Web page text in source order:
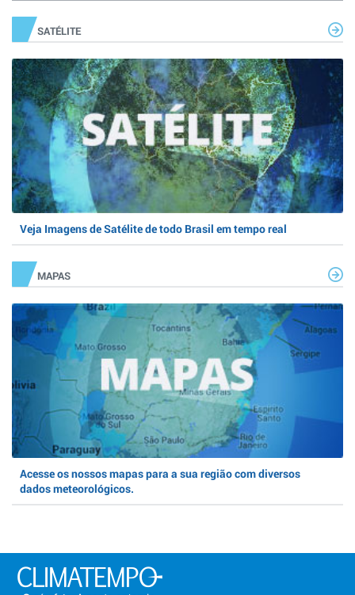
SATÉLITE
Veja Imagens de Satélite de todo Brasil em tempo real
MAPAS
Acesse os nossos mapas para a sua região com diversos
dados meteorológicos.